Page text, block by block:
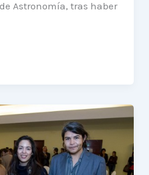
Astronomía, tras haber